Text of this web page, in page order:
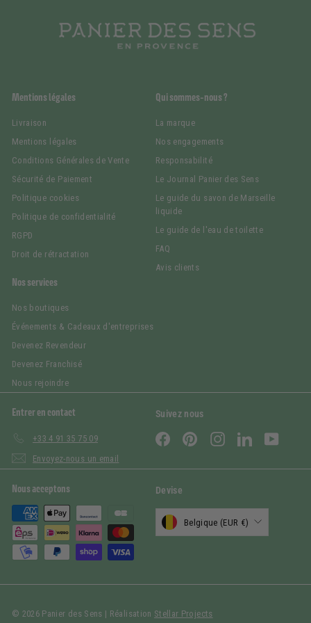
Mentions légales
Livraison
Mentions légales
Conditions Générales de Vente
Sécurité de Paiement
Politique cookies
Politique de confidentialité
RGPD
Droit de rétractation
Qui sommes-nous ?
La marque
Nos engagements
Responsabilité
Le Journal Panier des Sens
Le guide du savon de Marseille
liquide
Le guide de l'eau de toilette
FAQ
Avis clients
Nos services
Nos boutiques
Événements & Cadeaux d'entreprises
Devenez Revendeur
Devenez Franchisé
Nous rejoindre
Entrer en contact
+33 4 91 35 75 09
Envoyez-nous un email
Suivez nous
FacebookPinterestInstagramLinkedIn
Nous acceptons Devise
Belgique (EUR €)
© 2026 Panier des Sens | Réalisation Stellar Projects